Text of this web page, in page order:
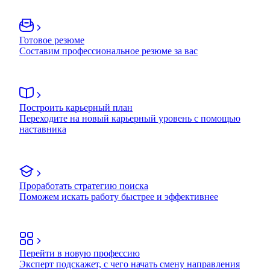
Готовое резюме
Составим профессиональное резюме за вас
Построить карьерный план
Переходите на новый карьерный уровень с помощью
наставника
Проработать стратегию поиска
Поможем искать работу быстрее и эффективнее
Перейти в новую профессию
Эксперт подскажет, с чего начать смену направления